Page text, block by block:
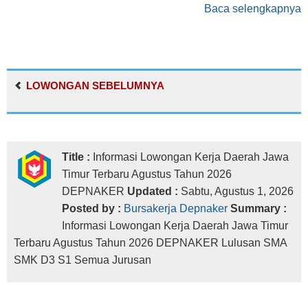
Baca selengkapnya
LOWONGAN SEBELUMNYA
Title : Informasi Lowongan Kerja Daerah Jawa
Timur Terbaru Agustus Tahun 2026
DEPNAKER Updated : Sabtu, Agustus 1, 2026
Posted by : Bursakerja Depnaker Summary :
Informasi Lowongan Kerja Daerah Jawa Timur
Terbaru Agustus Tahun 2026 DEPNAKER Lulusan SMA
SMK D3 S1 Semua Jurusan